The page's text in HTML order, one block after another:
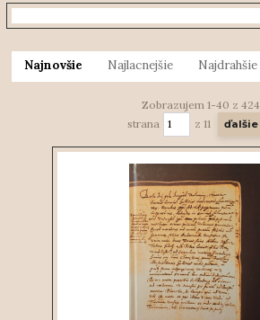
Najnovšie Najlacnejšie Najdrahšie
Zobrazujem 1-40 z 424
strana
z 11 ďalšie